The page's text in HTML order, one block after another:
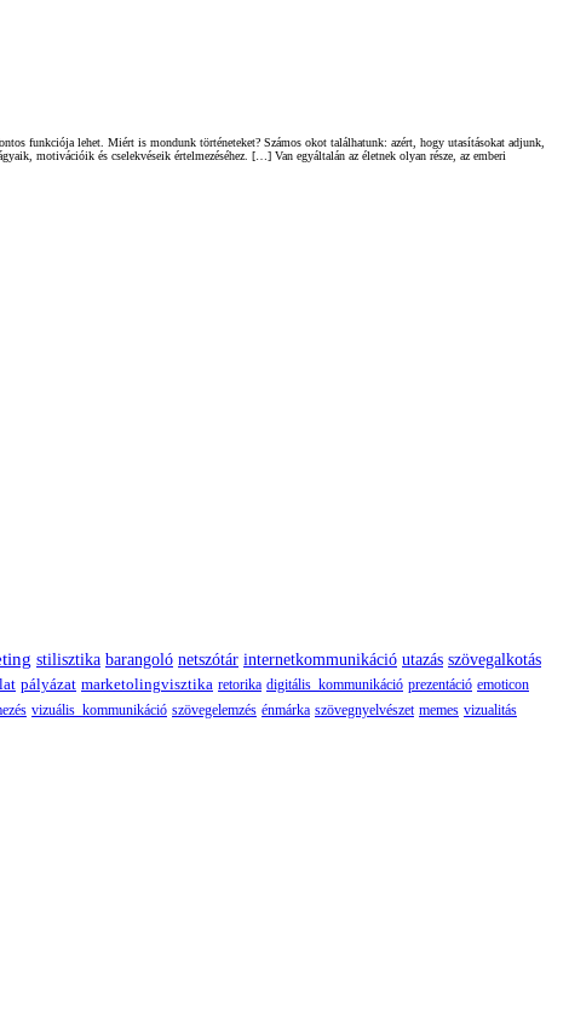
funkciója lehet. Miért is mondunk történeteket? Számos okot találhatunk: azért, hogy utasításokat adjunk,
motivációik és cselekvéseik értelmezéséhez. […] Van egyáltalán az életnek olyan része, az emberi
stilisztika barangoló netszótár internetkommunikáció utazás szövegalkotás
pályázat marketolingvisztika retorika digitális_kommunikáció prezentáció emoticon
vizuális_kommunikáció szövegelemzés énmárka szövegnyelvészet memes vizualitás